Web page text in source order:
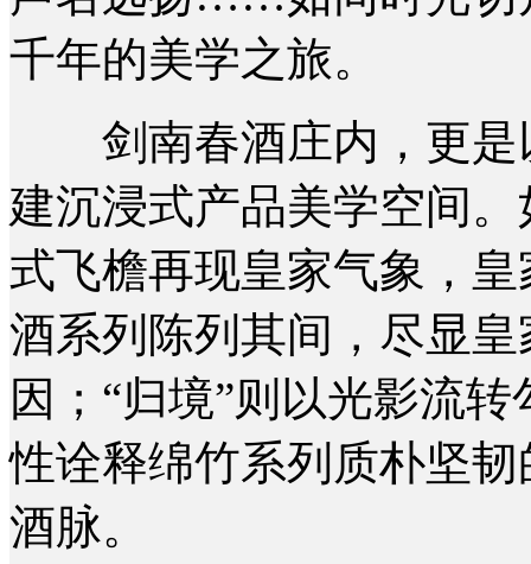
千年的美学之旅。
剑南春酒庄内，更是
建沉浸式产品美学空间
式飞檐再现皇家气象，
酒系列陈列其间，尽显
因；“归境”则以光影流
性诠释绵竹系列质朴坚
酒脉。